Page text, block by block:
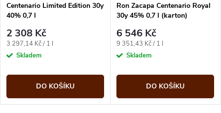
Centenario Limited Edition 30y
40% 0,7 l
2 308 Kč
Měrná
cena:
3 297,14 Kč / 1 l
Skladem
DO KOŠÍKU
Ron Zacapa Centenario Royal
30y 45% 0,7 l (karton)
6 546 Kč
Měrná
cena:
9 351,43 Kč / 1 l
Skladem
DO KOŠÍKU